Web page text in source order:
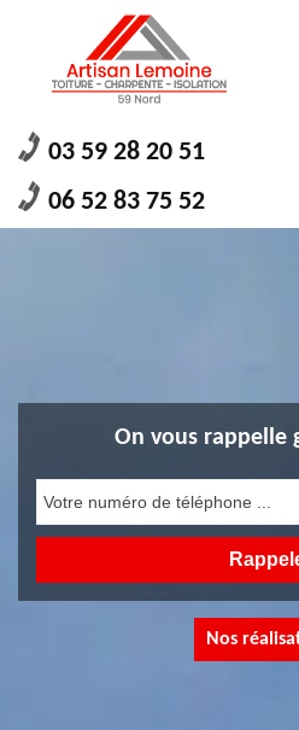
03 59 28 20 51
06 52 83 75 52
On vous rappelle
Nos